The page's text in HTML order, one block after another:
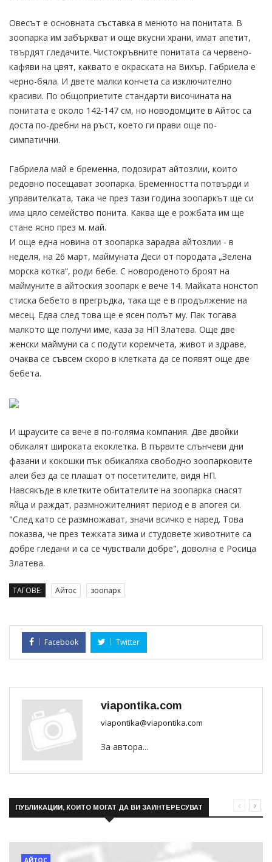
Овесът е основната съставка в менюто на понитата. В
зоопарка им забъркват и още вкусни храни, имат апетит,
твърдят гледачите. Чистокръвните понитата са червено-
кафяви на цвят, каквато е окраската на Вихър. Габриела е
черно-бяла. И двете малки кончета са изключително
красиви. По общоприетите стандарти височината на
понитата е около 142-147 см, но новодомците в Айтос са
доста по-дребни на ръст, което ги прави още по-
симпатични.
Габриела май е бременна, подозират айтозлии, които
редовно посещават зоопарка. Бременността потвърди и
управителката, така че през тази година зоопаркът ще си
има цяло семейство понита. Каква ще е рожбата им ще
стане ясно през м. май.
И още една новина от зоопарка зарадва айтозлии - в
неделя, на 26 март, маймуната Деси от породата „Зелена
морска котка“, роди бебе. С новороденото броят на
маймуните в айтоския зоопарк е вече 14. Майката нонстоп
стиска бебето в прегръдка, така ще е в продължение на
месец. Едва след това ще е ясен полът му. Пак тогава
малкото ще получи име, каза за НП Златева. Още две
женски маймуни са с подути коремчета, живот и здраве,
очаква се съвсем скоро в клетката да се появят още две
бебета.
И щраусите са вече в по-голяма компания. Две двойки
обикалят широката екоклетка. В първите слънчеви дни
фазани и кокошки пък обикаляха свободно зоопарковите
алеи без да се плашат от посетителите, видя НП.
Навсякъде в клетките обитателите на зоопарка снасят
яйца и раждат, размножителният период е в апогея си.
"След като се размножават, значи всичко е наред. Това
показва, че през тежката зима и студовете животните са
добре гледани и са се чувствали добре", доволна е Росица
Златева.
ТАГОВЕ: Айтос зоопарк
Facebook Twitter
viapontika.com
viapontika@viapontika.com
За автора...
ПУБЛИКАЦИИ, КОИТО МОГАТ ДА ВИ ЗАИНТЕРЕСУВАТ
АЙТОС